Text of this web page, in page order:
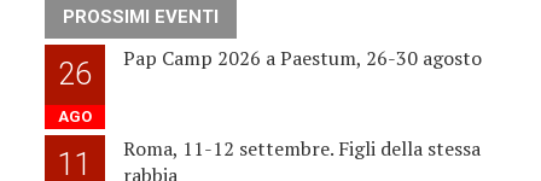
PROSSIMI EVENTI
26
AGO
Pap Camp 2026 a Paestum, 26-30 agosto
11
Roma, 11-12 settembre. Figli della stessa
rabbia